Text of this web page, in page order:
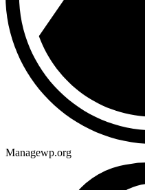
Managewp.org